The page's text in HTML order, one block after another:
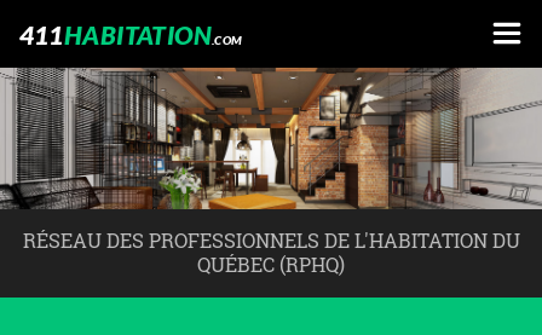
411HABITATION.COM
RÉSEAU DES PROFESSIONNELS DE L'HABITATION DU
QUÉBEC (RPHQ)